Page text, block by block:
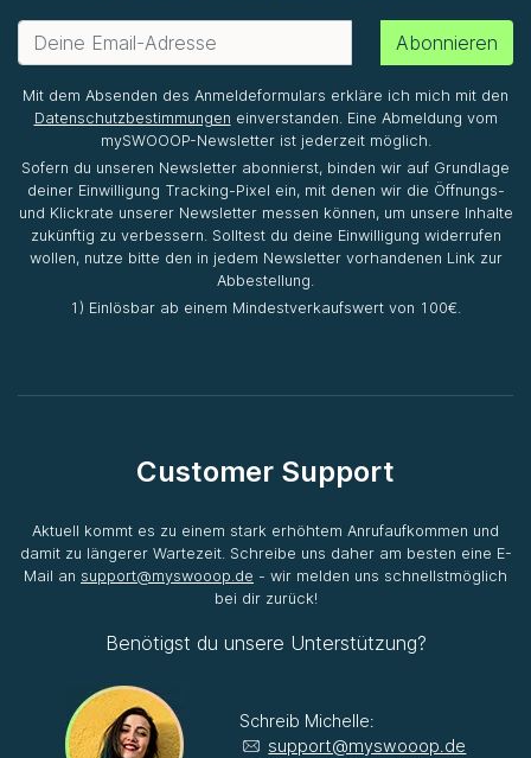
Abonnieren
Mit dem Absenden des Anmeldeformulars erkläre ich mich mit den
Datenschutzbestimmungen einverstanden. Eine Abmeldung vom
mySWOOOP-Newsletter ist jederzeit möglich.
Sofern du unseren Newsletter abonnierst, binden wir auf Grundlage
deiner Einwilligung Tracking-Pixel ein, mit denen wir die Öffnungs-
und Klickrate unserer Newsletter messen können, um unsere Inhalte
zukünftig zu verbessern. Solltest du deine Einwilligung widerrufen
wollen, nutze bitte den in jedem Newsletter vorhandenen Link zur
Abbestellung.
1) Einlösbar ab einem Mindestverkaufswert von 100€.
Customer Support
Aktuell kommt es zu einem stark erhöhtem Anrufaufkommen und
damit zu längerer Wartezeit. Schreibe uns daher am besten eine E-
Mail an support@myswooop.de - wir melden uns schnellstmöglich
bei dir zurück!
Benötigst du unsere Unterstützung?
Schreib Michelle:
support@myswooop.de